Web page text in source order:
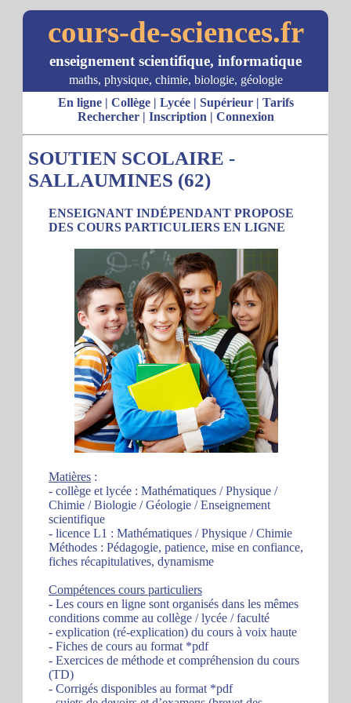
cours-de-sciences.fr
enseignement scientifique, informatique
maths, physique, chimie, biologie, géologie
En ligne| Collège| Lycée| Supérieur| Tarifs
Rechercher| Inscription | Connexion
SOUTIEN SCOLAIRE -
SALLAUMINES (62)
ENSEIGNANT INDÉPENDANT PROPOSE
DES COURS PARTICULIERS EN LIGNE
Matières :
- collège et lycée : Mathématiques / Physique /
Chimie / Biologie / Géologie / Enseignement
scientifique
- licence L1 : Mathématiques / Physique / Chimie
Méthodes : Pédagogie, patience, mise en confiance,
fiches récapitulatives, dynamisme
Compétences cours particuliers
- Les cours en ligne sont organisés dans les mêmes
conditions comme au collège / lycée / faculté
- explication (ré-explication) du cours à voix haute
- Fiches de cours au format *pdf
- Exercices de méthode et compréhension du cours
(TD)
- Corrigés disponibles au format *pdf